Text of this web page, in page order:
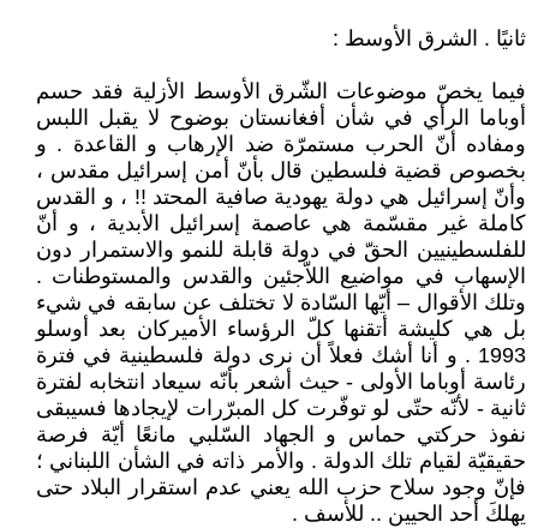
ثانيًا . الشرق الأوسط :
فيما يخصّ موضوعات الشّرق الأوسط الأزلية فقد حسم
أوباما الرأي في شأن أفغانستان بوضوح لا يقبل اللبس
ومفاده أنّ الحرب مستمرّة ضد الإرهاب و القاعدة . و
بخصوص قضية فلسطين قال بأنّ أمن إسرائيل مقدس ،
وأنّ إسرائيل هي دولة يهودية صافية المحتد !! ، و القدس
كاملة غير مقسّمة هي عاصمة إسرائيل الأبدية ، و أنّ
للفلسطينيين الحقّ في دولة قابلة للنمو والاستمرار دون
الإسهاب في مواضيع اللاّجئين والقدس والمستوطنات .
وتلك الأقوال – أيّها السّادة لا تختلف عن سابقه في شيء
بل هي كليشة أتقنها كلّ الرؤساء الأميركان بعد أوسلو
1993 . و أنا أشك فعلاً أن نرى دولة فلسطينية في فترة
رئاسة أوباما الأولى - حيث أشعر بأنّه سيعاد انتخابه لفترة
ثانية - لأنّه حتّى لو توفّرت كل المبرّرات لإيجادها فسيبقى
نفوذ حركتي حماس و الجهاد السّلبي مانعًا أيّة فرصة
حقيقيّة لقيام تلك الدولة . والأمر ذاته في الشأن اللبناني ؛
فإنّ وجود سلاح حزب الله يعني عدم استقرار البلاد حتى
يهلكَ أحد الحيين .. للأسف .